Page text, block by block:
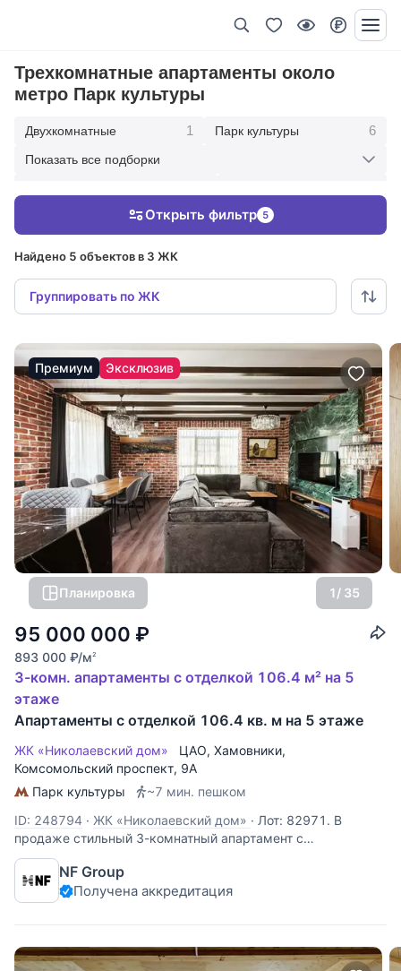
Трехкомнатные апартаменты около
метро Парк культуры
Двухкомнатные 1 Парк культуры 6
Под ключ с мебелью
Показать все подборки
Найдено 5 объектов в 3 ЖК
Группировать по ЖК
Открыть фильтр 5
Премиум Эксклюзив
Планировка 1/ 35
95 000 000 ₽
893 000 ₽/м2
3-комн. апартаменты с отделкой 106.4 м² на 5
этаже
Апартаменты с отделкой 106.4 кв. м на 5 этаже
ЖК «Николаевский дом» ЦАО, Хамовники,
Комсомольский проспект, 9А
Парк культуры
~7 мин. пешком
ID: 248794 · ЖК «Николаевский дом» · Лот: 82971. В
продаже стильный 3-комнатный апартамент с
дизайнерской отделкой на пятом этаже жилого комплекса
«Николаевский Дом» в престижных Хамовниках.
Пространство объединяет эстетику лофта и исторический
NF Group
Получена аккредитация